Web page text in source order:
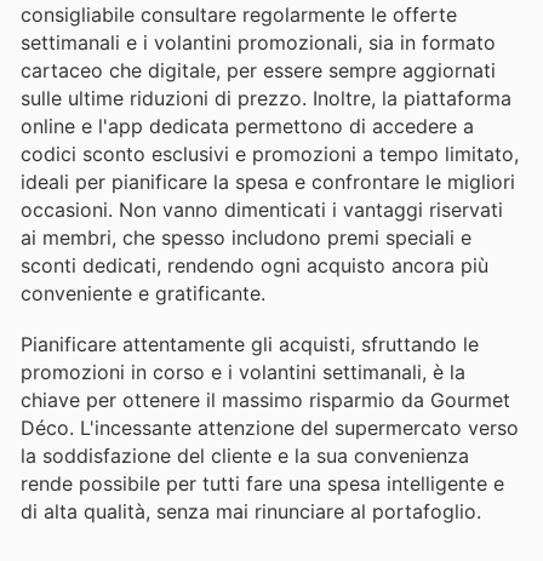
consigliabile consultare regolarmente le offerte
settimanali e i volantini promozionali, sia in formato
cartaceo che digitale, per essere sempre aggiornati
sulle ultime riduzioni di prezzo. Inoltre, la piattaforma
online e l'app dedicata permettono di accedere a
codici sconto esclusivi e promozioni a tempo limitato,
ideali per pianificare la spesa e confrontare le migliori
occasioni. Non vanno dimenticati i vantaggi riservati
ai membri, che spesso includono premi speciali e
sconti dedicati, rendendo ogni acquisto ancora più
conveniente e gratificante.
Pianificare attentamente gli acquisti, sfruttando le
promozioni in corso e i volantini settimanali, è la
chiave per ottenere il massimo risparmio da Gourmet
Déco. L'incessante attenzione del supermercato verso
la soddisfazione del cliente e la sua convenienza
rende possibile per tutti fare una spesa intelligente e
di alta qualità, senza mai rinunciare al portafoglio.